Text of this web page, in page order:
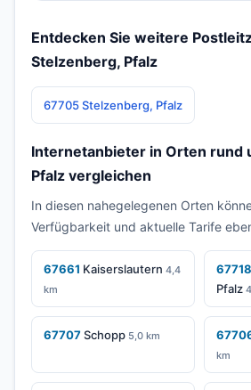
Entdecken Sie weitere
Stelzenberg, Pfalz
67705 Stelzenberg, Pfalz
Internetanbieter in Orten rund
Pfalz vergleichen
In diesen nahegelegenen Orten
Verfügbarkeit und aktuelle Tarife
67661 Kaiserslautern 4,4
km
67718
Pfalz
67707Schopp 5,0 km
km